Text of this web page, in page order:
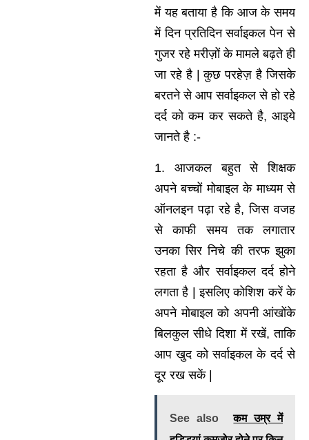
में यह बताया है कि आज के समय
में दिन प्रतिदिन सर्वाइकल पेन से
गुजर रहे मरीज़ों के मामले बढ़ते ही
जा रहे है | कुछ परहेज़ है जिसके
बरतने से आप सर्वाइकल से हो रहे
दर्द को कम कर सकते है, आइये
जानते है :-
1. आजकल बहुत से शिक्षक
अपने बच्चों मोबाइल के माध्यम से
ऑनलइन पढ़ा रहे है, जिस वजह
से काफी समय तक लगातार
उनका सिर निचे की तरफ झुका
रहता है और सर्वाइकल दर्द होने
लगता है | इसलिए कोशिश करें के
अपने मोबाइल को अपनी आंखोंके
बिलकुल सीधे दिशा में रखें, ताकि
आप खुद को सर्वाइकल के दर्द से
दूर रख सकें |
See also
कम उम्र में